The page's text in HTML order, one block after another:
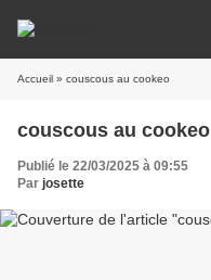
Accueil » couscous au cookeo
couscous au cookeo
Publié le 22/03/2025 à 09:55
Par josette